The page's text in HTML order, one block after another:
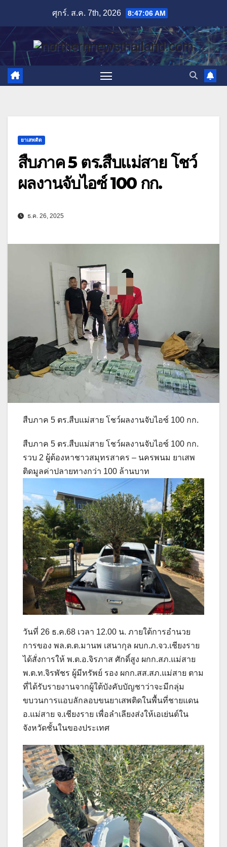
content
ศุกร์. ส.ค. 7th, 2026 8:47:07 AM
ยาเสพติด
สืบภาค 5 ตร.สืบแม่สาย โชว์
ผลงานจับไอซ์ 100 กก.
ธ.ค. 26, 2025
สืบภาค 5 ตร.สืบแม่สาย โชว์ผลงานจับไอซ์ 100 กก.
สืบภาค 5 ตร.สืบแม่สาย โชว์ผลงานจับไอซ์ 100 กก.
รวบ 2 ผู้ต้องหาชาวสมุทรสาคร – นครพนม ยาเสพ
ติดมูลค่าปลายทางกว่า 100 ล้านบาท
วันที่ 26 ธ.ค.68 เวลา 12.00 น. ภายใต้การอำนวย
การของ พล.ต.ต.มานพ เสนากุล ผบก.ภ.จว.เชียงราย
ได้สั่งการให้ พ.ต.อ.จิรภาส ศักดิ์สูง ผกก.สภ.แม่สาย
พ.ต.ท.จิรพัชร ผู้มีทรัพย์ รอง ผกก.สส.สภ.แม่สาย ตาม
ที่ได้รับรายงานจากผู้ใต้บังคับบัญชาว่าจะมีกลุ่ม
ขบวนการแอบลักลอบขนยาเสพติดในพื้นที่ชายแดน
อ.แม่สาย จ.เชียงราย เพื่อลำเลียงส่งให้เอเย่นต์ใน
จังหวัดชั้นในของประเทศ